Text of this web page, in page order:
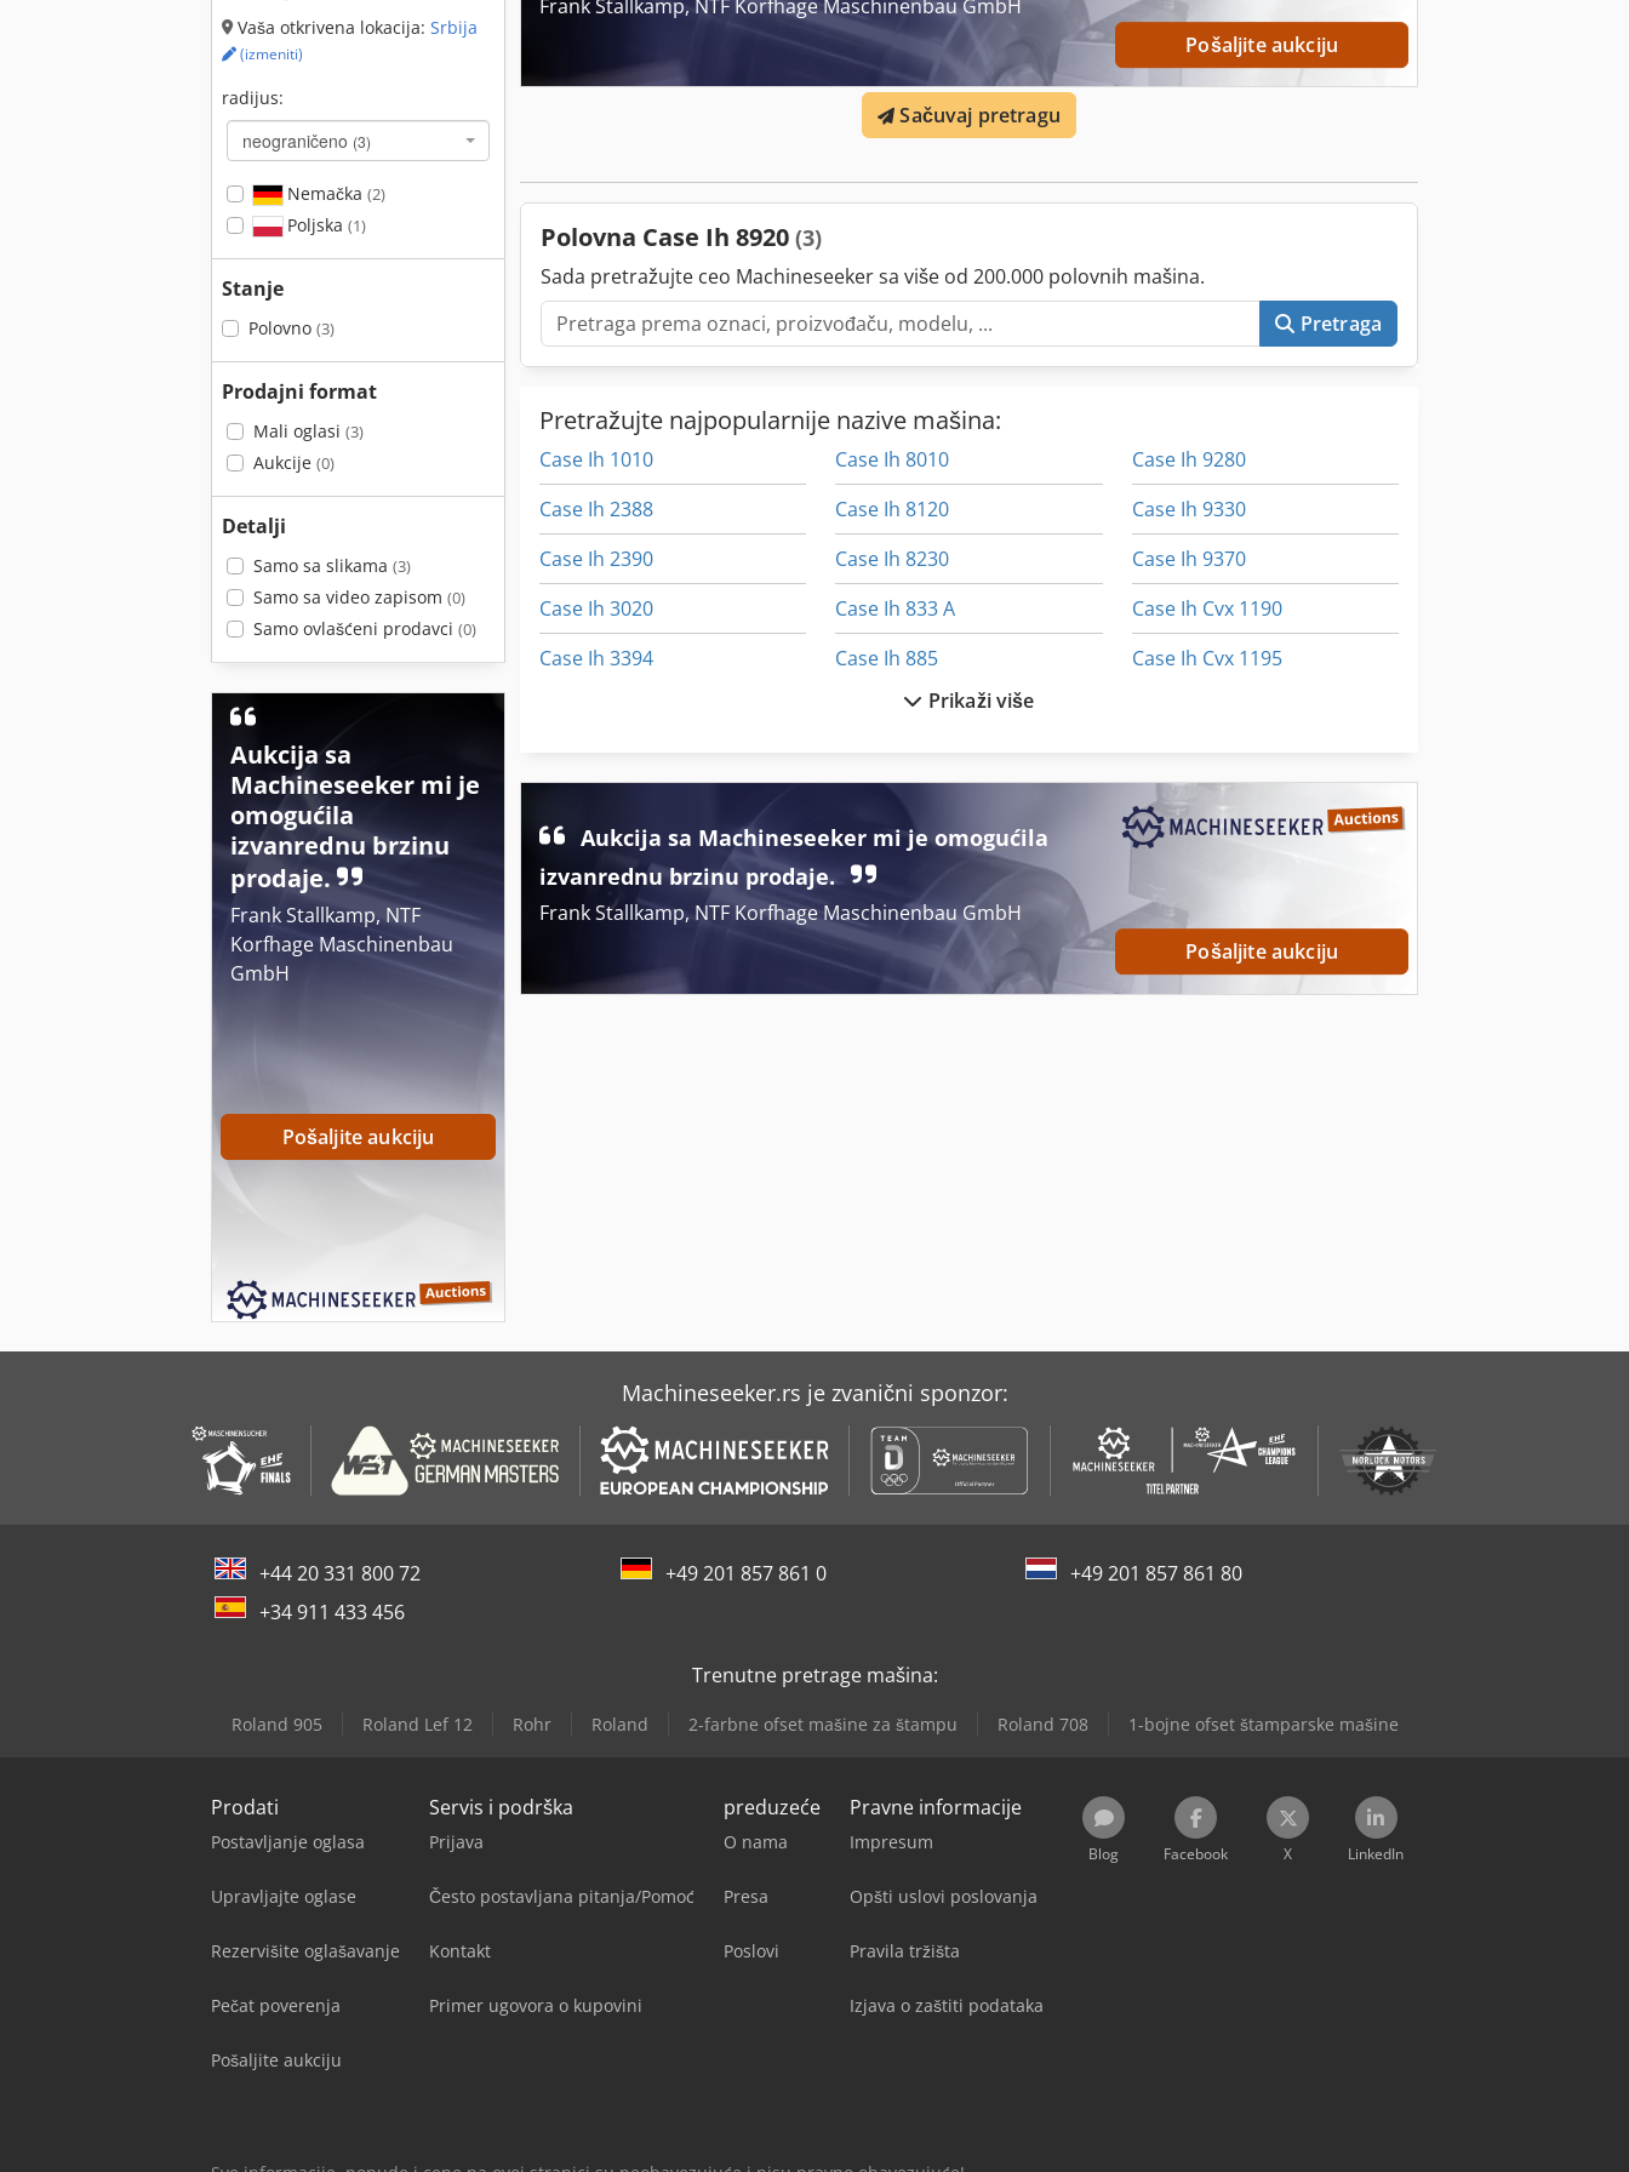
Vaša otkrivena lokacija: Srbija
(izmeniti)
radijus:
neograničeno (3)
Nemačka (2)
Poljska (1)
Stanje
Polovno (3)
Prodajni format
Mali oglasi (3)
Aukcije (0)
Detalji
Samo sa slikama (3)
Samo sa video zapisom (0)
Samo ovlašćeni prodavci (0)
Aukcija sa
Machineseeker mi je
omogućila
izvanrednu brzinu
prodaje.
Frank Stallkamp, NTF
Korfhage Maschinenbau
GmbH
Pošaljite aukciju
Frank Stallkamp, NTF Korfhage Maschinenbau GmbH
Pošaljite aukciju
Sačuvaj pretragu
Polovna Case Ih 8920 (3)
Sada pretražujte ceo Machineseeker sa više od 200.000 polovnih mašina.
Pretraga
Pretražujte najpopularnije nazive mašina:
Case Ih 1010
Case Ih 2388
Case Ih 2390
Case Ih 3020
Case Ih 3394
Case Ih 7120
Case Ih 8010
Case Ih 8120
Case Ih 8230
Case Ih 833 A
Case Ih 885
Case Ih 886
Case Ih 9230
Case Ih 9280
Case Ih 9330
Case Ih 9370
Case Ih Cvx 1190
Case Ih Cvx 1195
Prikaži više
Aukcija sa Machineseeker mi je omogućila
izvanrednu brzinu prodaje.
Frank Stallkamp, NTF Korfhage Maschinenbau GmbH
Pošaljite aukciju
Machineseeker.rs je zvanični sponzor:
+44 20 331 800 72 +49 201 857 861 0
+49 201 857 861 80
+34 911 433 456
Trenutne pretrage mašina:
Roland 905 Roland Lef 12 Rohr Roland 2-farbne ofset mašine za štampu Roland 708 1-bojne ofset štamparske mašine
Prodati
Postavljanje oglasa
Upravljajte oglase
Rezervišite oglašavanje
Pečat poverenja
Pošaljite aukciju
Servis i podrška
Prijava
Često postavljana pitanja/Pomoć
Kontakt
Primer ugovora o kupovini
preduzeće
O nama
Presa
Poslovi
Pravne informacije
Impresum
Opšti uslovi poslovanja
Pravila tržišta
Izjava o zaštiti podataka
Blog Facebook X LinkedIn